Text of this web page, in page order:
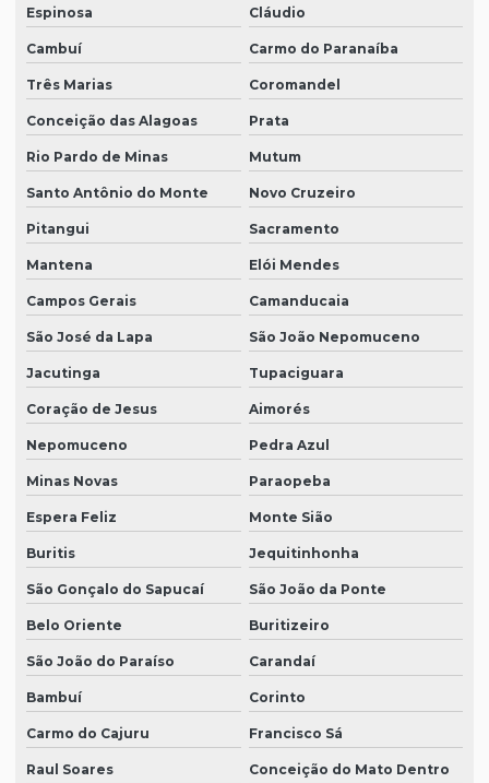
Espinosa Cláudio
Cambuí Carmo do Paranaíba
Três Marias Coromandel
Conceição das Alagoas Prata
Rio Pardo de Minas Mutum
Santo Antônio do Monte Novo Cruzeiro
Pitangui Sacramento
Mantena Elói Mendes
Campos Gerais Camanducaia
São José da Lapa São João Nepomuceno
Jacutinga Tupaciguara
Coração de Jesus Aimorés
Nepomuceno Pedra Azul
Minas Novas Paraopeba
Espera Feliz Monte Sião
Buritis Jequitinhonha
São Gonçalo do Sapucaí São João da Ponte
Belo Oriente Buritizeiro
São João do Paraíso Carandaí
Bambuí Corinto
Carmo do Cajuru Francisco Sá
Raul Soares Conceição do Mato Dentro